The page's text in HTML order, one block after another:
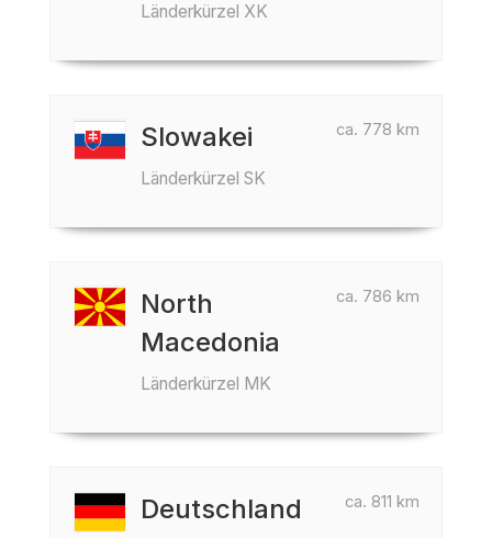
Länderkürzel XK
ca. 778 km
Slowakei
Länderkürzel SK
ca. 786 km
North
Macedonia
Länderkürzel MK
ca. 811 km
Deutschland